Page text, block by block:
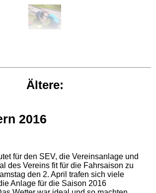
Gueter, Bad
Bad Waldsee
Schalmeien,
damit beschäftigt die
wieder genügend Unkraut zu
Weichenhebel erhielten einen
Ältere:
2016
für den SEV, die Vereinsanlage und
des Vereins fit für die Fahrsaison zu
den 2. April trafen sich viele
Anlage für die Saison 2016